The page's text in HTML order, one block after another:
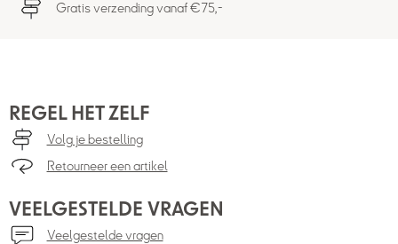
Gratis verzending vanaf €75,-
REGEL HET ZELF
Volg je bestelling
Retourneer een artikel
VEELGESTELDE VRAGEN
Veelgestelde vragen